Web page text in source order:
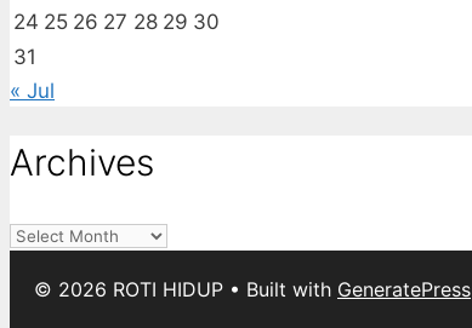
24 25 26 27 28 29 30
31
« Jul
Archives
Archives
© 2026 ROTI HIDUP • Built with GeneratePress